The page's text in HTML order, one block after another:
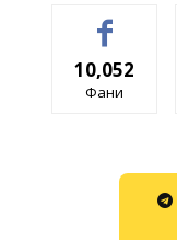
10,052
Фани